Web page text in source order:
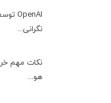
نگرانی...
نکات مهم
هو...